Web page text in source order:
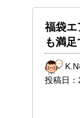
福袋エ
も満
投稿日：